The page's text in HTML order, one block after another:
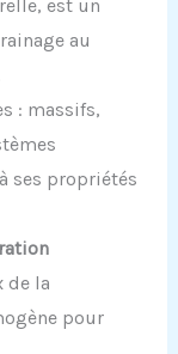
est un
au
: massifs,
ses propriétés
de la
pour